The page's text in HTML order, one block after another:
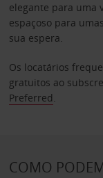
elegante para uma
espaçoso para
sua espera.
Os locatários
gratuitos ao
Preferred.
COMO